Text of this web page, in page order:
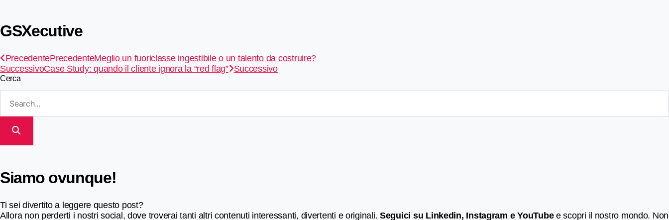
GSXecutive
PrecedentePrecedenteMeglio un fuoriclasse ingestibile o un talento da costruire?
SuccessivoCase Study: quando il cliente ignora la “red flag” Successivo
Cerca
Siamo ovunque!
Ti sei divertito a leggere questo post?
Allora non perderti i nostri social, dove troverai tanti altri contenuti interessanti, divertenti e originali.Seguici su Linkedin, Instagram e YouTube e scopri il nostro mondo. Non